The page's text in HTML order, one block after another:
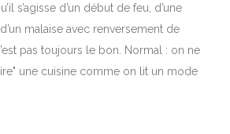
s’agisse d’un début de feu, d’une
malaise avec renversement de
pas toujours le bon. Normal : on ne
une cuisine comme on lit un mode